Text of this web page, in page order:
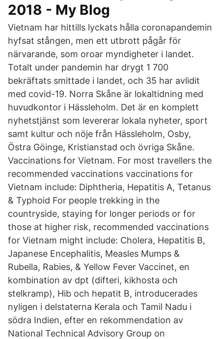
2018 - My Blog
Vietnam har hittills lyckats hålla coronapandemin
hyfsat stången, men ett utbrott pågår för
närvarande, som oroar myndigheter i landet.
Totalt under pandemin har drygt 1 700
bekräftats smittade i landet, och 35 har avlidit
med covid-19. Norra Skåne är lokaltidning med
huvudkontor i Hässleholm. Det är en komplett
nyhetstjänst som levererar lokala nyheter, sport
samt kultur och nöje från Hässleholm, Osby,
Östra Göinge, Kristianstad och övriga Skåne.
Vaccinations for Vietnam. For most travellers the
recommended vaccinations vaccinations for
Vietnam include: Diphtheria, Hepatitis A, Tetanus
& Typhoid For people trekking in the
countryside, staying for longer periods or for
those at higher risk, recommended vaccinations
for Vietnam might include: Cholera, Hepatitis B,
Japanese Encephalitis, Measles Mumps &
Rubella, Rabies, & Yellow Fever Vaccinet, en
kombination av dpt (difteri, kikhosta och
stelkramp), Hib och hepatit B, introducerades
nyligen i delstaterna Kerala och Tamil Nadu i
södra Indien, efter en rekommendation av
National Technical Advisory Group on